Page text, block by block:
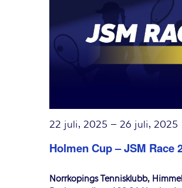
Holmen Cup – JSM Race
22 juli, 2025 – 26 juli, 2025
Norrköpings Tennisklubb,